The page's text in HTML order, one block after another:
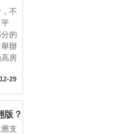
不
的
辦
房
29
版？
支